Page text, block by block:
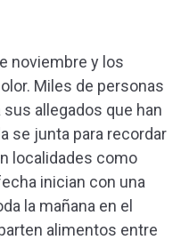
noviembre y los
Miles de personas
allegados que han
se junta para recordar
localidades como
inician con una
la mañana en el
alimentos entre